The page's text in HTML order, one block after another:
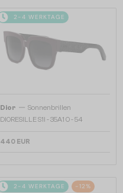
2-4 WERKTAGE
Dior — Sonnenbrillen
DIORESILLE S1I - 35A1 O - 54
440 EUR
2-4 WERKTAGE -12%